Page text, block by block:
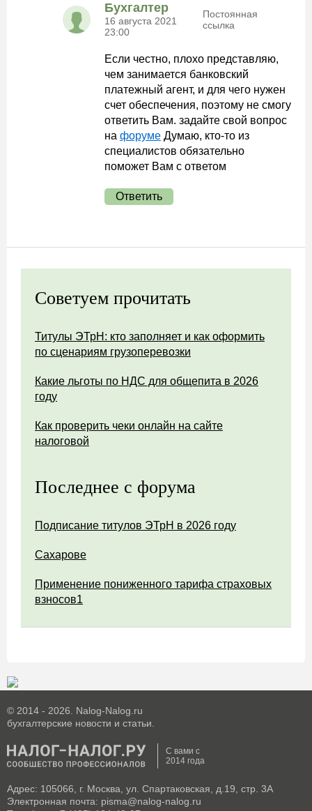
Бухгалтер
16 августа 2021
23:00
Постоянная
ссылка
Если честно, плохо представляю,
чем занимается банковский
платежный агент, и для чего нужен
счет обеспечения, поэтому не смогу
ответить Вам. задайте свой вопрос
на форуме Думаю, кто-то из
специалистов обязательно
поможет Вам с ответом
Ответить
Советуем прочитать
Титулы ЭТрН: кто заполняет и как оформить
по сценариям грузоперевозки
Какие льготы по НДС для общепита в 2026
году
Как проверить чеки онлайн на сайте
налоговой
Последнее с форума
Подписание титулов ЭТрН в 2026 году
Сахарове
Применение пониженного тарифа страховых
взносов1
© 2014 - 2026. Nalog-Nalog.ru
бухгалтерские новости и статьи.
С вами с
2014 года
Адрес: 105066, г. Москва, ул. Спартаковская, д.19, стр. 3А
Электронная почта: pisma@nalog-nalog.ru